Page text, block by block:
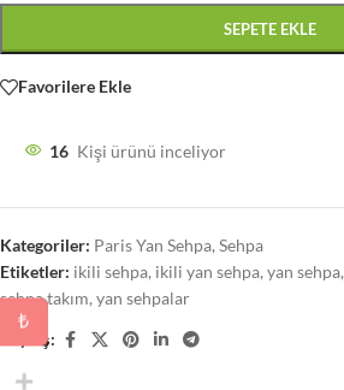
SEPETE EKLE
Favorilere Ekle
16 Kişi ürünü inceliyor
Kategoriler: Paris Yan Sehpa, Sehpa
Etiketler: ikili sehpa, ikili yan sehpa, yan sehpa,
sehpa takım, yan sehpalar
Paylaş:
₺